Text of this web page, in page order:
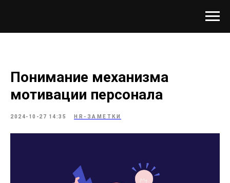
Понимание механизма
мотивации персонала
2024-10-27 14:35 HR-ЗАМЕТКИ